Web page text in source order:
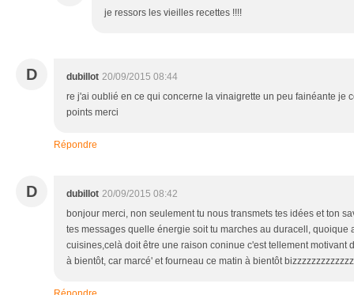
je ressors les vieilles recettes !!!!
D dubillot 20/09/2015 08:44
re j'ai oublié en ce qui concerne la vinaigrette un peu fainéante je
points merci
Répondre
D dubillot 20/09/2015 08:42
bonjour merci, non seulement tu nous transmets tes idées et ton
tes messages quelle énergie soit tu marches au duracell, quoique
cuisines,celà doit être une raison coninue c'est tellement motivant
à bientôt, car marcé' et fourneau ce matin à bientôt